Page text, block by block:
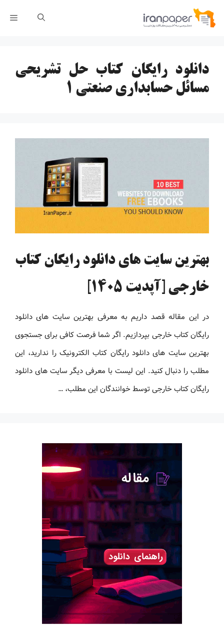
پرش
دانلود رایگان کتاب حل تشریحی
مسائل حسابداری صنعتی 1
بهترین سایت های دانلود رایگان کتاب
خارجی [آپدیت 1405]
در این مقاله قصد داریم به معرفی بهترین سایت های دانلود
رایگان کتاب خارجی بپردازیم. اگر شما فرصت کافی برای جستجوی
بهترین سایت های دانلود رایگان کتاب الکترونیک را ندارید، این
مطلب را دنبال کنید. این لیست با معرفی دیگر سایت های دانلود
رایگان کتاب خارجی توسط خوانندگان این مطلب، …